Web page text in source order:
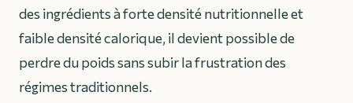
des ingrédients à forte densité nutritionnelle et
faible densité calorique, il devient possible de
perdre du poids sans subir la frustration des
régimes traditionnels.